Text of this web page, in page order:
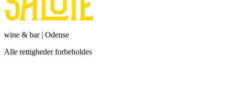
wine & bar | Odense
Alle rettigheder forbeholdes